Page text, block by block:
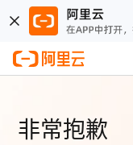
非常抱歉